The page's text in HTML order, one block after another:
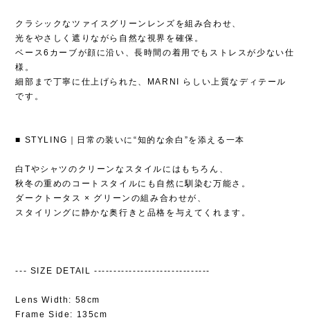
クラシックなツァイスグリーンレンズを組み合わせ、
光をやさしく遮りながら自然な視界を確保。
ベース6カーブが顔に沿い、長時間の着用でもストレスが少ない仕
様。
細部まで丁寧に仕上げられた、MARNI らしい上質なディテール
です。
■ STYLING｜日常の装いに“知的な余白”を添える一本
白Tやシャツのクリーンなスタイルにはもちろん、
秋冬の重めのコートスタイルにも自然に馴染む万能さ。
ダークトータス × グリーンの組み合わせが、
スタイリングに静かな奥行きと品格を与えてくれます。
--- SIZE DETAIL ------------------------------
Lens Width: 58cm
Frame Side: 135cm